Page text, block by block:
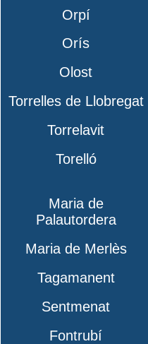
Orpí
Orís
Olost
Torrelles de Llobregat
Torrelavit
Torelló
Maria de
Palautordera
Maria de Merlès
Tagamanent
Sentmenat
Fontrubí